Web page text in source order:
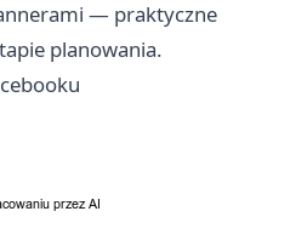
— praktyczne
planowania.